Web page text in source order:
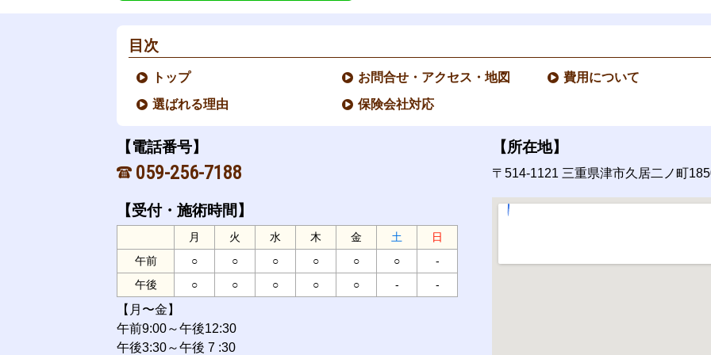
目次
トップ
選ばれる理由
お問合せ・アクセス・地図
保険会社対応
費用について
【電話番号】
059-256-7188
【受付・施術時間】
月 火 水 木 金 土
日
午前
○ ○ ○ ○ ○ ○
-
午後
○ ○ ○ ○ ○ - -
【月〜金】
午前9:00～午後12:30
午後3:30～午後 7 :30
【所在地】
〒514-1121 三重県津市久居二ノ町